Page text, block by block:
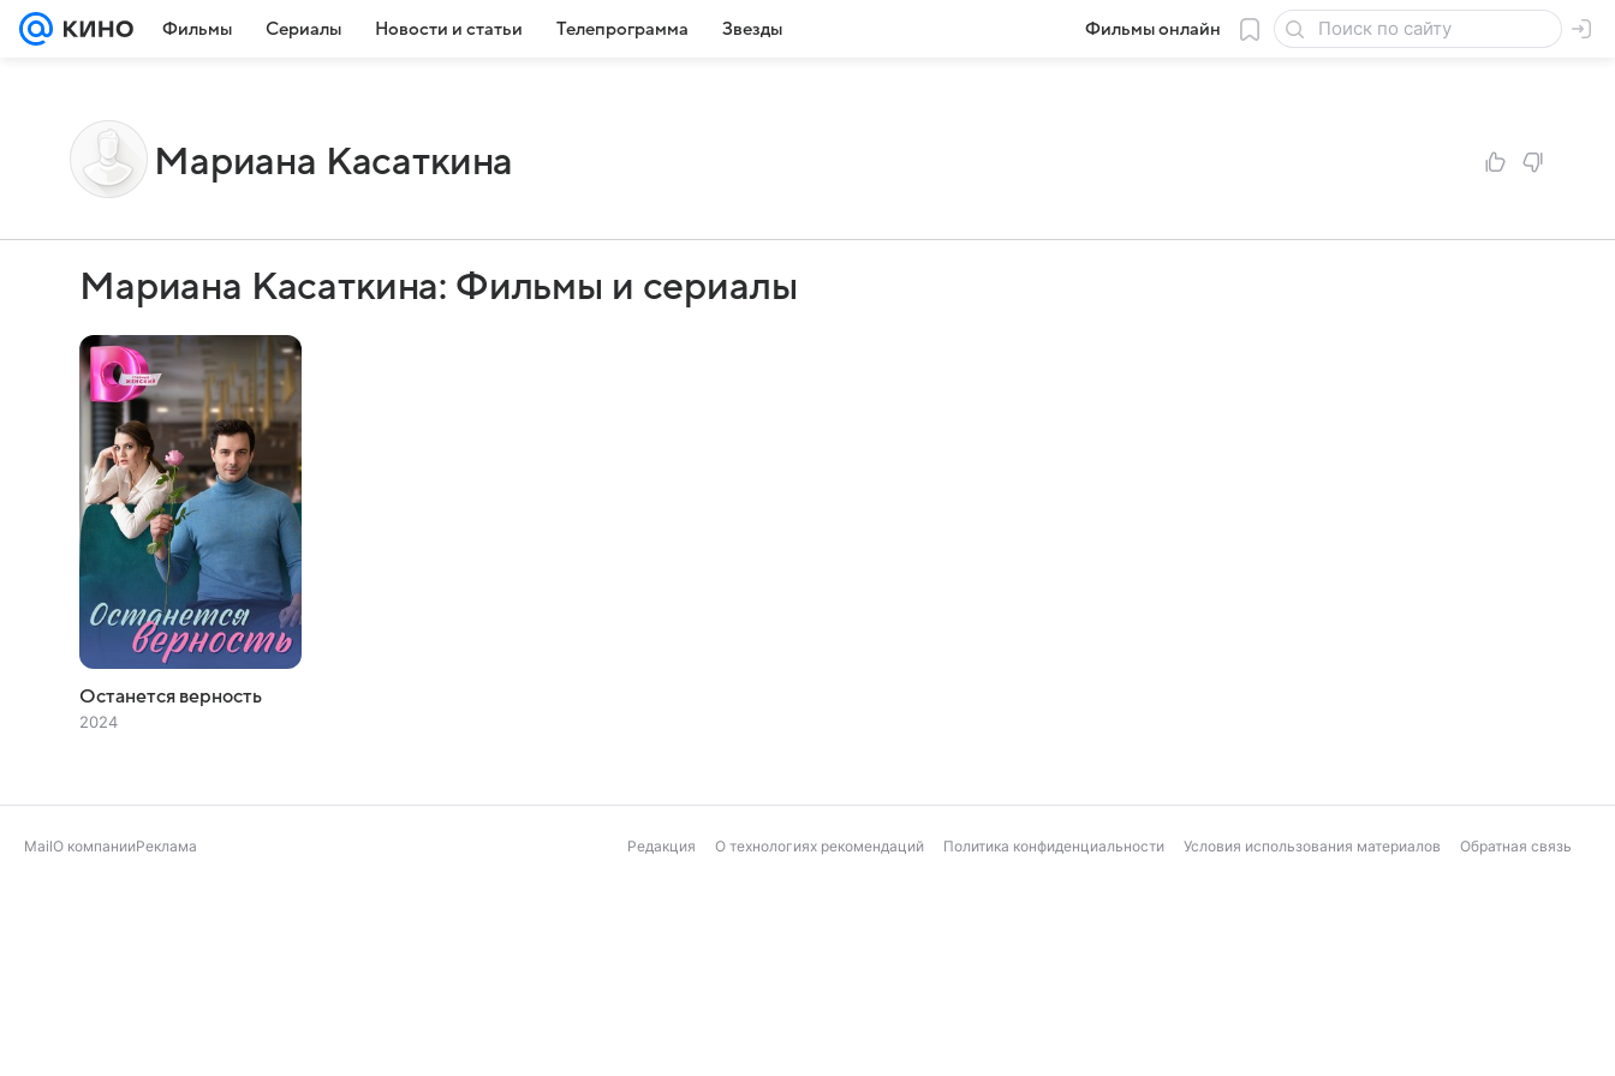
Фильмы Сериалы Новости и статьи Телепрограмма Звезды Фильмы онлайн
Мариана Касаткина
Мариана Касаткина: Фильмы и сериалы
Останется верность
2024
MailО компанииРеклама Редакция О технологиях рекомендаций Политика конфиденциальности Условия использования материалов Обратная связь